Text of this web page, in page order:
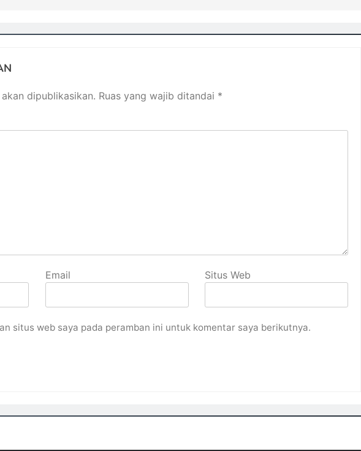
dipublikasikan. Ruas yang wajib ditandai *
Email Situs Web
situs web saya pada peramban ini untuk komentar saya berikutnya.